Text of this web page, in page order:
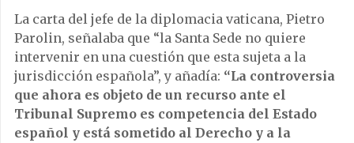
La carta del jefe de la diplomacia vaticana, Pietro
Parolin, señalaba que “la Santa Sede no quiere
intervenir en una cuestión que esta sujeta a la
jurisdicción española”, y añadía: “La controversia
que ahora es objeto de un recurso ante el
Tribunal Supremo es competencia del Estado
español y está sometido al Derecho y a la